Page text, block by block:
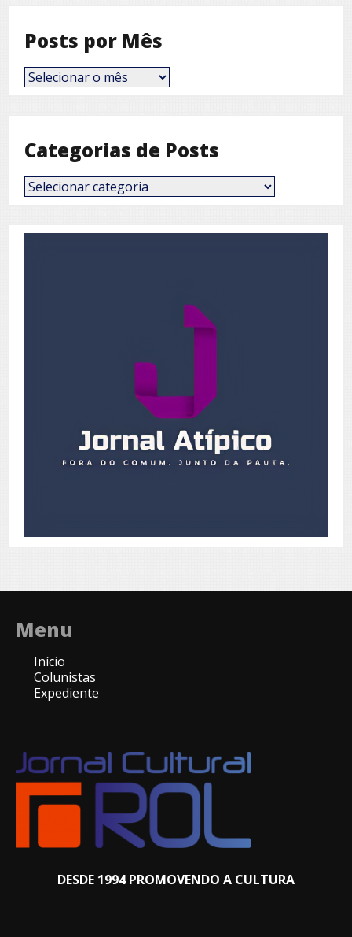
Posts por Mês
Posts
por
Categorias de Posts
Categorias
de
Menu
Início
Colunistas
Expediente
DESDE 1994 PROMOVENDO A CULTURA